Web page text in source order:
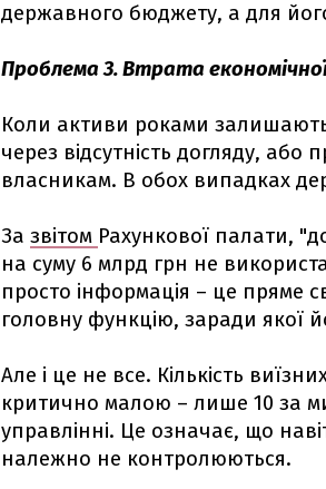
державного бюджету, а для
Проблема 3. Втрата
Коли активи роками
через відсутність догляду,
власникам. В обох випадках
За звітом Рахункової палати,
на суму 6 млрд грн не
просто інформація – це пряме
головну функцію, заради якої
Але і це не все. Кількість
критично малою – лише 10 за
управлінні. Це означає, що
належно не контролюються.